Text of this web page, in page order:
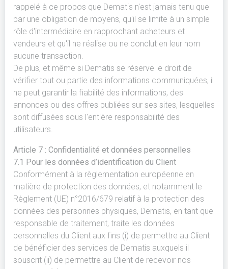
rappelé à ce propos que Dematis n'est jamais tenu que
par une obligation de moyens, qu'il se limite à un simple
rôle d'intermédiaire en rapprochant acheteurs et
vendeurs et qu'il ne réalise ou ne conclut en leur nom
aucune transaction.
De plus, et même si Dematis se réserve le droit de
vérifier tout ou partie des informations communiquées, il
ne peut garantir la fiabilité des informations, des
annonces ou des offres publiées sur ses sites, lesquelles
sont diffusées sous l'entière responsabilité des
utilisateurs.
Article 7 : Confidentialité et données personnelles
7.1 Pour les données d’identification du Client
Conformément à la règlementation européenne en
matière de protection des données, et notamment le
Règlement (UE) n°2016/679 relatif à la protection des
données des personnes physiques, Dematis, en tant que
responsable de traitement, traite les données
personnelles du Client aux fins (i) de permettre au Client
de bénéficier des services de Dematis auxquels il
souscrit (ii) de permettre au Client de recevoir nos